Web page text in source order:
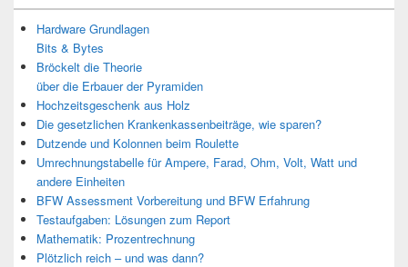
Hardware Grundlagen
Bits & Bytes
Bröckelt die Theorie
über die Erbauer der Pyramiden
Hochzeitsgeschenk aus Holz
Die gesetzlichen Krankenkassenbeiträge, wie sparen?
Dutzende und Kolonnen beim Roulette
Umrechnungstabelle für Ampere, Farad, Ohm, Volt, Watt und
andere Einheiten
BFW Assessment Vorbereitung und BFW Erfahrung
Testaufgaben: Lösungen zum Report
Mathematik: Prozentrechnung
Plötzlich reich – und was dann?